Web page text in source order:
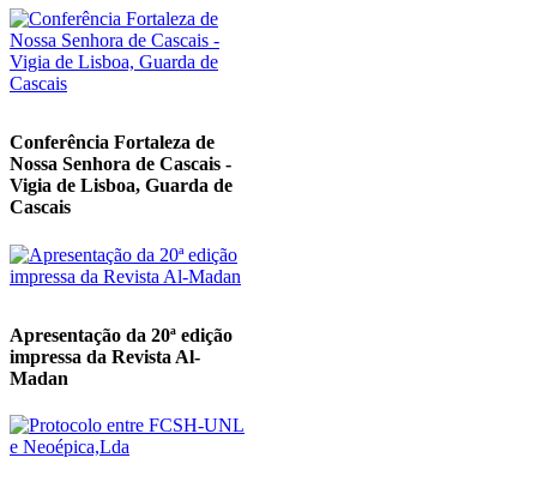
Conferência Fortaleza de
Nossa Senhora de Cascais -
Vigia de Lisboa, Guarda de
Cascais
Apresentação da 20ª edição
impressa da Revista Al-
Madan